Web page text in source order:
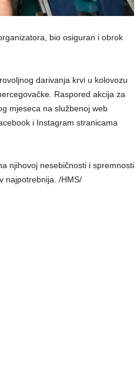
bio osiguran i obrok
darivanja krvi u kolovozu
Raspored akcija za
mjeseca na službenoj web
i Instagram stranicama
njihovoj nesebičnosti i spremnosti
najpotrebnija. /HMS/